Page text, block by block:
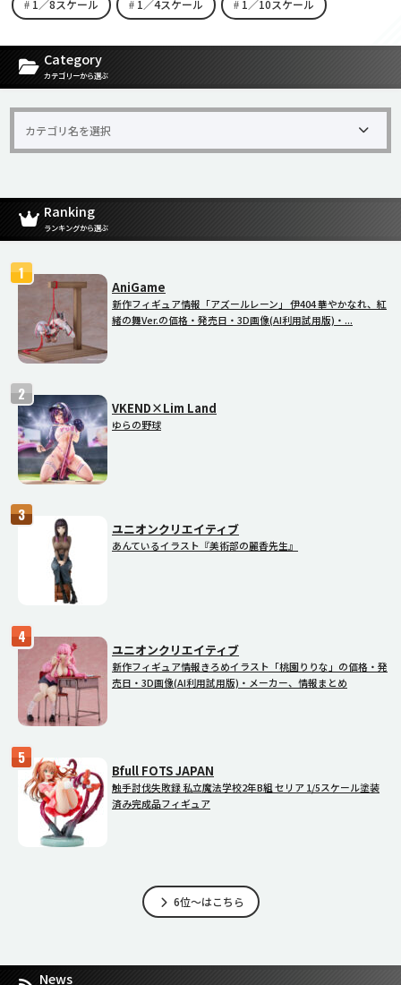
1／8スケール 1／4スケール 1／10スケール
[carousel-horizontal-posts-content-slider id=9342]
Category
カテゴリーから選ぶ
Ranking
ランキングから選ぶ
AniGame
新作フィギュア情報「アズールレーン」 伊404 華やかなれ、紅
緒の舞Ver.の価格・発売日・3D画像(AI利用試用版)・...
VKEND×Lim Land
ゆらの野球
ユニオンクリエイティブ
あんているイラスト『美術部の麗香先生』
ユニオンクリエイティブ
新作フィギュア情報きろめイラスト「桃園りりな」の価格・発
売日・3D画像(AI利用試用版)・メーカー、情報まとめ
Bfull FOTS JAPAN
触手討伐失敗録 私立魔法学校2年B組 セリア 1/5スケール塗装
済み完成品フィギュア
6位～はこちら
News